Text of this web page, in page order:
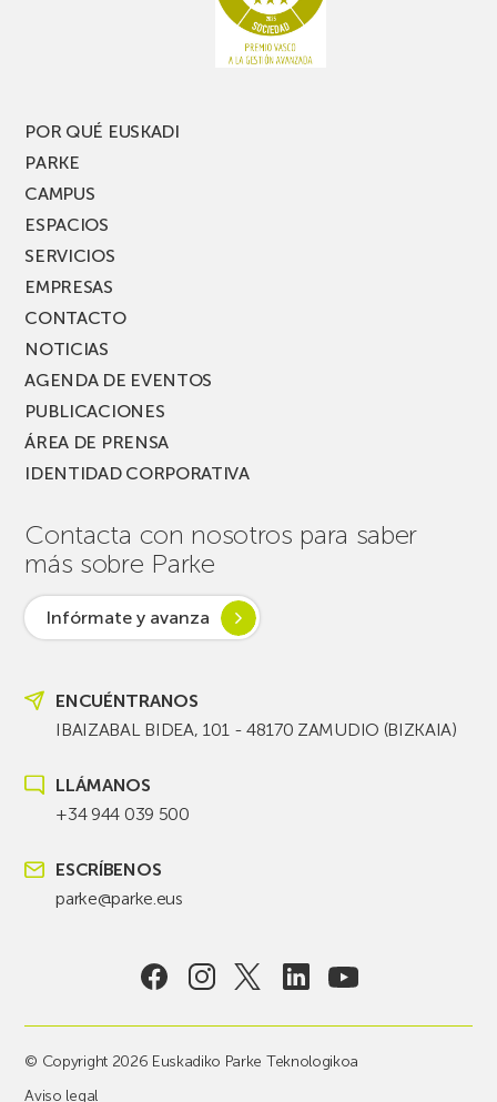
POR QUÉ EUSKADI
PARKE
CAMPUS
ESPACIOS
SERVICIOS
EMPRESAS
CONTACTO
NOTICIAS
AGENDA DE EVENTOS
PUBLICACIONES
ÁREA DE PRENSA
IDENTIDAD CORPORATIVA
Contacta con nosotros para saber
más sobre Parke
Infórmate y avanza
ENCUÉNTRANOS
IBAIZABAL BIDEA, 101 - 48170 ZAMUDIO (BIZKAIA)
LLÁMANOS
+34 944 039 500
ESCRÍBENOS
parke@parke.eus
© Copyright 2026 Euskadiko Parke Teknologikoa
Aviso legal